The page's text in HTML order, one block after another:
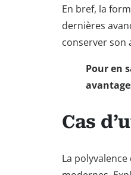
En bref, la
dernières
conserver son
Pour en
Cas
La